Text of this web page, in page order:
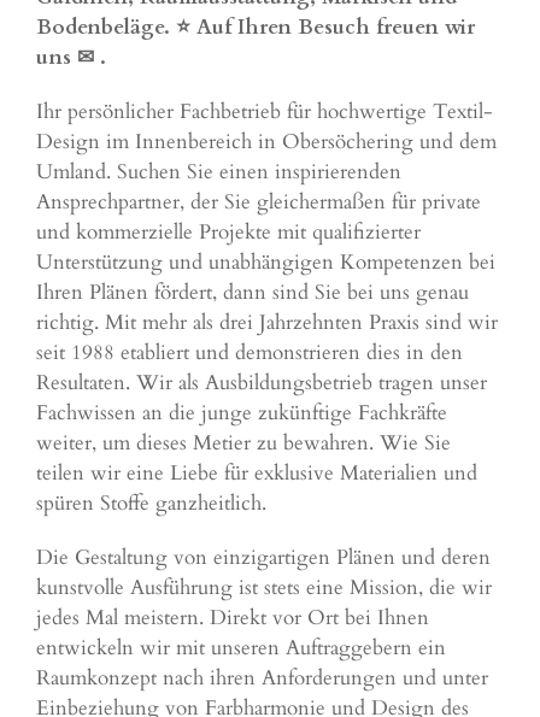
Bodenbeläge. ⭐ Auf Ihren Besuch freuen wir
uns ✉ .
Ihr persönlicher Fachbetrieb für hochwertige Textil-
Design im Innenbereich in Obersöchering und dem
Umland. Suchen Sie einen inspirierenden
Ansprechpartner, der Sie gleichermaßen für private
und kommerzielle Projekte mit qualifizierter
Unterstützung und unabhängigen Kompetenzen bei
Ihren Plänen fördert, dann sind Sie bei uns genau
richtig. Mit mehr als drei Jahrzehnten Praxis sind wir
seit 1988 etabliert und demonstrieren dies in den
Resultaten. Wir als Ausbildungsbetrieb tragen unser
Fachwissen an die junge zukünftige Fachkräfte
weiter, um dieses Metier zu bewahren. Wie Sie
teilen wir eine Liebe für exklusive Materialien und
spüren Stoffe ganzheitlich.
Die Gestaltung von einzigartigen Plänen und deren
kunstvolle Ausführung ist stets eine Mission, die wir
jedes Mal meistern. Direkt vor Ort bei Ihnen
entwickeln wir mit unseren Auftraggebern ein
Raumkonzept nach ihren Anforderungen und unter
Einbeziehung von Farbharmonie und Design des